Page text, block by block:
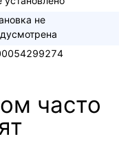
не
часто